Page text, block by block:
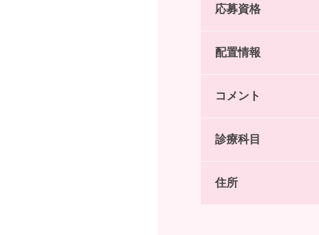
応募資格
配置情報
コメント
診療科目
住所